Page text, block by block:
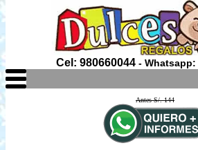
Cel: 980660044- Whatsapp:
Antes S/. 144